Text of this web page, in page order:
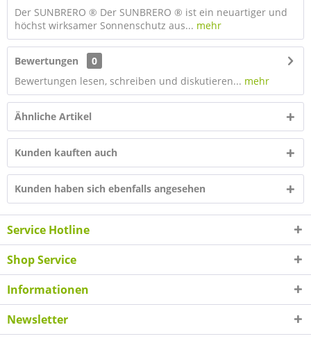
Der SUNBRERO ® Der SUNBRERO ® ist ein neuartiger und
höchst wirksamer Sonnenschutz aus... mehr
Bewertungen
0
Bewertungen lesen, schreiben und diskutieren... mehr
Ähnliche Artikel
Kunden kauften auch
Kunden haben sich ebenfalls angesehen
Service Hotline
Shop Service
Informationen
Newsletter